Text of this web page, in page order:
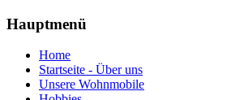
Hauptmenü
Home
Startseite - Über uns
Unsere Wohnmobile